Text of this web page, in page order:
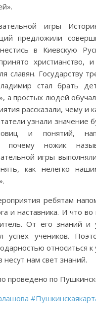
игры
предложили
в Киевскую
славян. Государству
стал брать
а простых людей
рассказали, чему и
узнали значение
и понятий,
ножик
игры
как нелегко
ребятам
и наставника. И что во
От его знаний и
успех учеников.
относиться
нам свет знаний.
проведено по